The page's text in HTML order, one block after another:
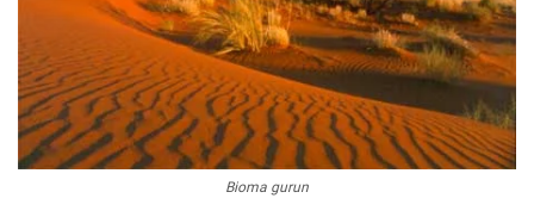
Bioma gurun